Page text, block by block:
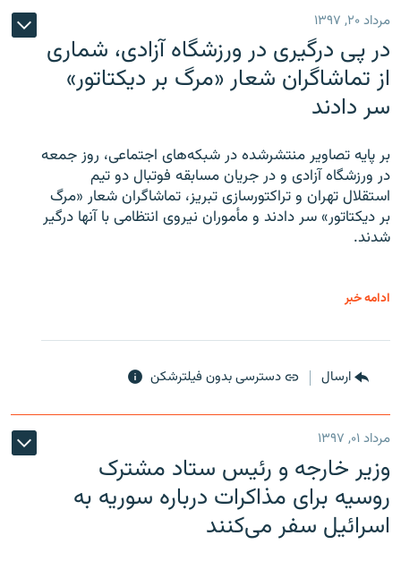
مرداد ۲۰, ۱۳۹۷
در پی درگیری در ورزشگاه آزادی، شماری
از تماشاگران شعار «مرگ بر دیکتاتور»
سر دادند
بر پایه تصاویر منتشرشده در شبکه‌های اجتماعی، روز جمعه
در ورزشگاه آزادی و در جریان مسابقه فوتبال دو تیم
استقلال تهران و تراکتورسازی تبریز، تماشاگران شعار «مرگ
بر دیکتاتور» سر دادند و مأموران نیروی انتظامی با آنها درگیر
شدند.
ادامه خبر
ارسال دسترسی بدون فیلترشکن
مرداد ۰۱, ۱۳۹۷
وزیر خارجه و رئیس‌ ستاد مشترک
روسیه برای مذاکرات درباره سوریه به
اسرائیل سفر می‌کنند